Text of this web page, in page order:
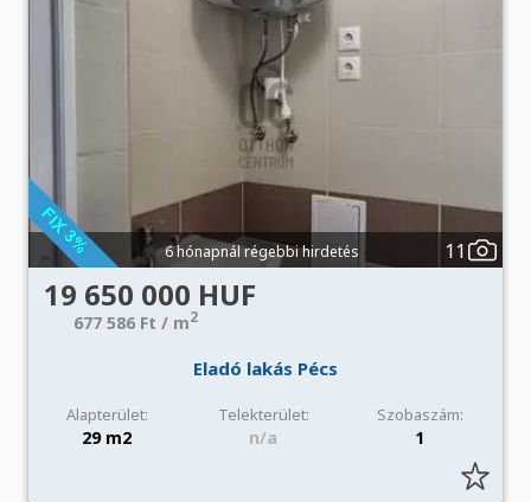
6 hónapnál régebbi hirdetés 11
19 650 000 HUF
677 586 Ft / m2
Eladó lakás Pécs
Alapterület: Telekterület: Szobaszám:
29 m2 n/a 1